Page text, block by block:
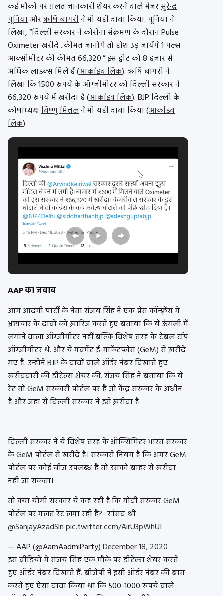
कई मौकों पर ग़लत जानकारी शेयर करने वाले मेजरसुरेन्द्र
पूनियाऔरऋषि बागरीने भी यही दावा किया. पूनिया ने
लिखा, “दिल्ली सरकार ने कोरोना संक्रमण के दौरान Pulse
Oximeter ख़रीदे ..क़ीमत जानोगे तो होश उड़ जायेंगे 1 पल्स
आक्सीमीटर की क़ीमत 66,320.” इस ट्वीट को 8 हज़ार से
अधिक लाइक्स मिले हैं (आर्काइव लिंक). ऋषि बागरी ने
लिखा कि 1500 रुपये केऑग्ज़ीमीटरको दिल्ली सरकार ने
66,320 रुपये में ख़रीदा है (आर्काइव लिंक). BJP दिल्ली के
कोषाध्यक्षविष्णु मित्तलने भी यही दावा किया (आर्काइव
लिंक).
AAP का जवाब
आम आदमी पार्टी के नेता संजय सिंह ने एक प्रेस कॉन्फ़्रेंस में
भ्रष्टाचार के दावों को ख़ारिज करते हुए बताया कि ये ऊंगली में
लगाने वालाऑग्ज़ीमीटरनहीं बल्कि विशेष तरह के टेबल टॉप
ऑग्ज़ीमीटरथे. और ये गवर्मेंट ई-मार्केटप्लेस (GeM) से ख़रीदे
गए हैं. उन्होंने BJP के दावों वाले ऑर्डर नंबर दिखाते हुए
खरीददारी की डीटेल्स शेयर की. संजय सिंह ने बताया कि ये
रेट तो GeM सरकारी पोर्टल पर है जो केंद्र सरकार के अधीन
है और जहां से दिल्ली सरकार ने इसे ख़रीदा है.
दिल्ली सरकार ने ये विशेष तरह के ऑक्सिमिटर भारत सरकार
के GeM पोर्टल से खरीदे है। सरकारी नियम है कि अगर GeM
पोर्टल पर कोई चीज उपलब्ध है तो उसको बाहर से खरीदा
नही जा सकता।
तो क्या योगी सरकार ये कह रही है कि मोदी सरकार GeM
पोर्टल पर गलत रेट लगा रही है?- सांसद श्री
@SanjayAzadSlnpic.twitter.com/AirU3pWhUI
— AAP (@AamAadmiParty)December 18, 2020
इस वीडियो में संजय सिंह एक मौके पर डीटेल्स शेयर करते
हुए ऑर्डर नंबर दिखाते हैं. बीजेपी ने इसी ऑर्डर नंबर की बात
करते हुए ऐसा दावा किया था कि 500-1000 रुपये वाले